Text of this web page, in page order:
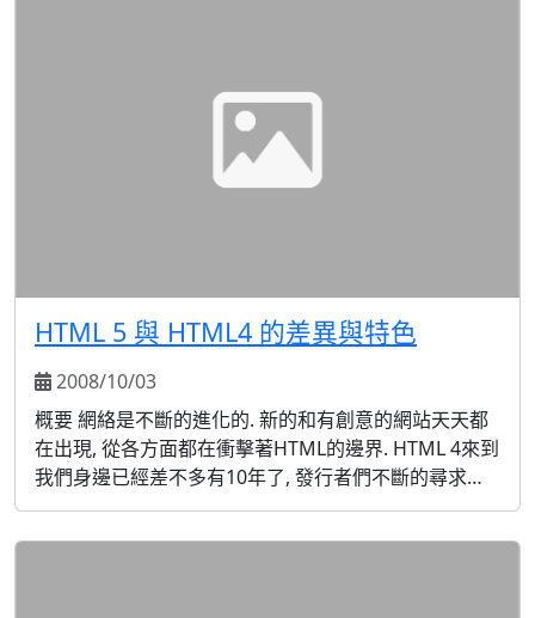
HTML 5 與 HTML4 的差異與特色
2008/10/03
概要 網絡是不斷的進化的. 新的和有創意的網站天天都
在出現, 從各方面都在衝擊著HTML的邊界. HTML 4來到
我們身邊已經差不多有10年了, 發行者們不斷的尋求提
供更強大的功能的新技術, 但是常會因為標記語言和瀏
覽器的約束而路途坎坷. 為了給作者們提供更靈活, 更具